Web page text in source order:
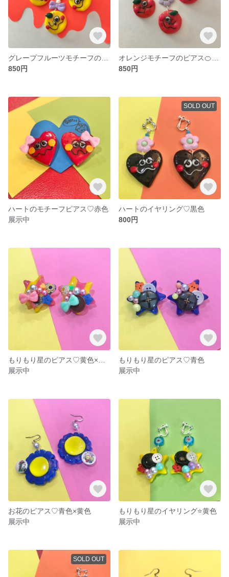
850円
850円
ハートのモチーフピアス♡赤色
展示中
SOLD OUT
ハートのイヤリング♡黒色
800円
展示中
もりもり星のピアス♡青色
展示中
お花のピアス♡青色×黄色
展示中
もりもり星のイヤリング⭐️黄色
展示中
SOLD OUT